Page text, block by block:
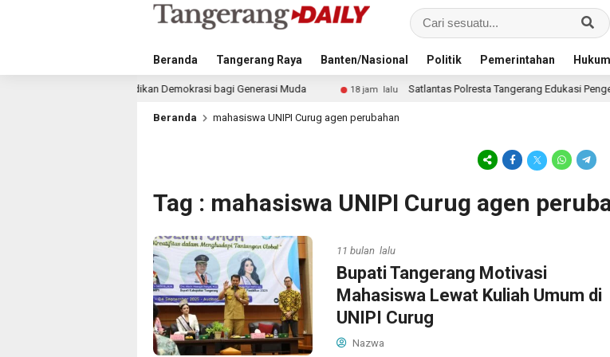
Beranda Tangerang Raya Banten/Nasional Politik Pemerintahan Hukum
Pendidikan Demokrasi bagi Generasi Muda 18 jam lalu Satlantas Polresta Tangerang Edukasi Pengendara di Titik
Beranda mahasiswa UNIPI Curug agen perubahan
Tag : mahasiswa UNIPI Curug agen
11 bulan lalu
Bupati Tangerang Motivasi
Mahasiswa Lewat Kuliah Umum di
UNIPI Curug
Nazwa